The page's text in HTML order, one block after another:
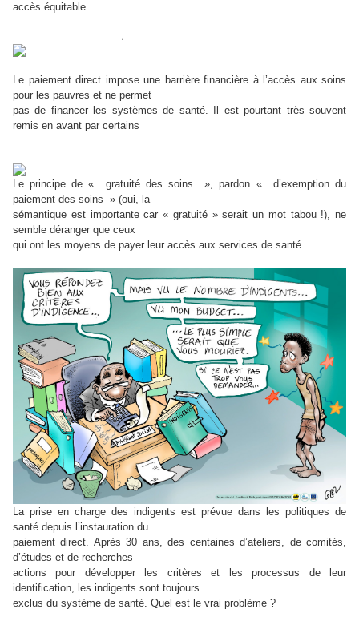
accès équitable
.
Le paiement direct impose une barrière financière à l’accès aux soins
pour les pauvres et ne permet
pas de financer les systèmes de santé. Il est pourtant très souvent
remis en avant par certains
Le principe de « gratuité des soins », pardon « d’exemption du
paiement des soins » (oui, la
sémantique est importante car « gratuité » serait un mot tabou !), ne
semble déranger que ceux
qui ont les moyens de payer leur accès aux services de santé
La prise en charge des indigents est prévue dans les politiques de
santé depuis l’instauration du
paiement direct. Après 30 ans, des centaines d’ateliers, de comités,
d’études et de recherches
actions pour développer les critères et les processus de leur
identification, les indigents sont toujours
exclus du système de santé. Quel est le vrai problème ?